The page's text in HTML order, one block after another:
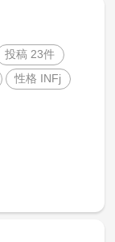
投稿 23件
性格 INFj